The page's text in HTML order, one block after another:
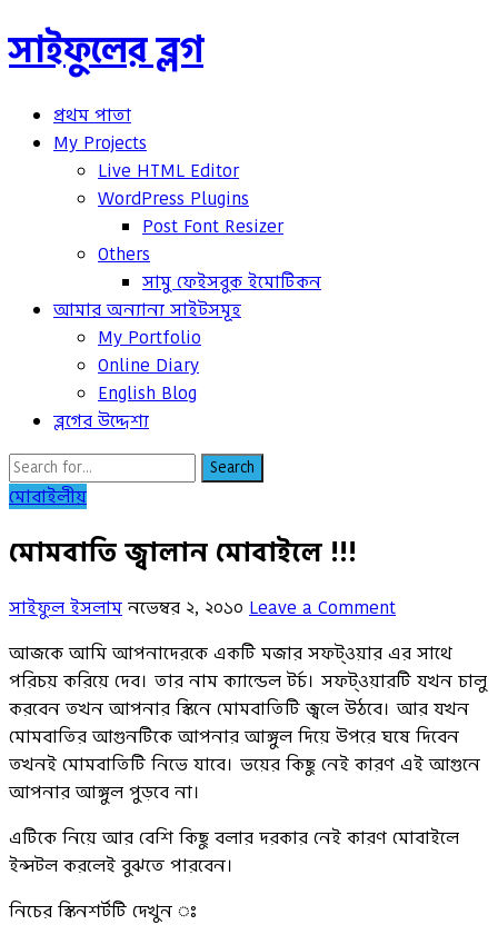
সাইফুলের ব্লগ
প্রথম পাতা
My Projects
Live HTML Editor
WordPress Plugins
Post Font Resizer
Others
সামু ফেইসবুক ইমোটিকন
আমার অন্যান্য সাইটসমূহ
My Portfolio
Online Diary
English Blog
ব্লগের উদ্দেশ্য
Search
মোবাইলীয়
মোমবাতি জ্বালান মোবাইলে !!!
সাইফুল ইসলাম নভেম্বর ২, ২০১০ Leave a Comment
আজকে আমি আপনাদেরকে একটি মজার সফট্ওয়ার এর সাথে
পরিচয় করিয়ে দেব। তার নাম ক্যান্ডেল টর্চ। সফট্ওয়ারটি যখন চালু
করবেন তখন আপনার স্কিনে মোমবাতিটি জ্বলে উঠবে। আর যখন
মোমবাতির আগুনটিকে আপনার আঙ্গুল দিয়ে উপরে ঘষে দিবেন
তখনই মোমবাতিটি নিভে যাবে। ভয়ের কিছু নেই কারণ এই আগুনে
আপনার আঙ্গুল পুড়বে না।
এটিকে নিয়ে আর বেশি কিছু বলার দরকার নেই কারণ মোবাইলে
ইন্সটল করলেই বুঝতে পারবেন।
নিচের স্কিনশর্টটি দেখুন ‍ঃ